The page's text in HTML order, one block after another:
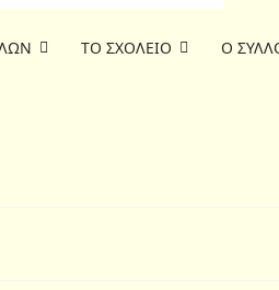
ΤΟ ΣΧΟΛΕΙΟ Ο